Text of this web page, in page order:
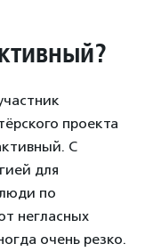
проекта
С
для
по
негласных
очень резко.